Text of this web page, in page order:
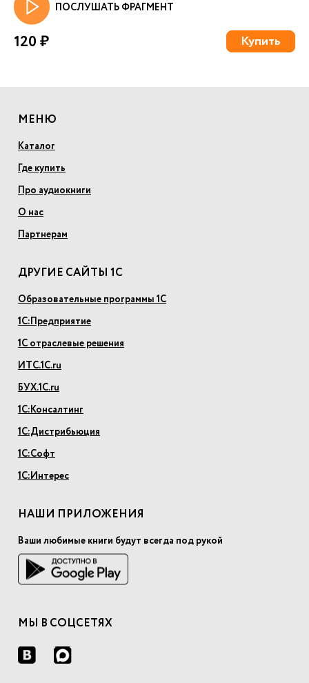
ПОСЛУШАТЬ ФРАГМЕНТ
120 ₽ Купить
МЕНЮ
Каталог
Где купить
Про аудиокниги
О нас
Партнерам
ДРУГИЕ САЙТЫ 1С
Образовательные программы 1С
1С:Предприятие
1С отраслевые решения
ИТС.1С.ru
БУХ.1С.ru
1С:Консалтинг
1С:Дистрибьюция
1С:Софт
1С:Интерес
НАШИ ПРИЛОЖЕНИЯ
Ваши любимые книги будут всегда под рукой
МЫ В СОЦСЕТЯХ